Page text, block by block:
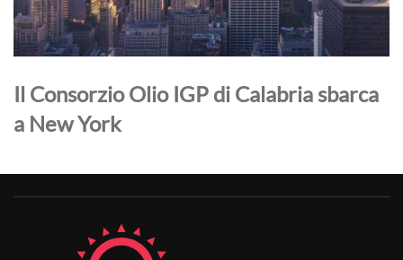
Il Consorzio Olio IGP di Calabria sbarca
a New York